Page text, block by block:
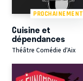
PROCHAINEMENT
Cuisine et
dépendances
Théâtre Comédie d'Aix